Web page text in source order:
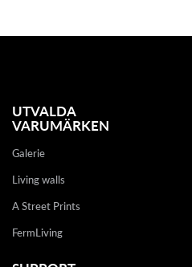
UTVALDA
VARUMÄRKEN
Galerie
Living walls
A Street Prints
FermLiving